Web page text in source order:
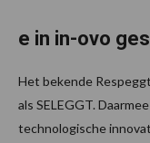
e in in-ovo
Het bekende
als SELEGGT.
technologische